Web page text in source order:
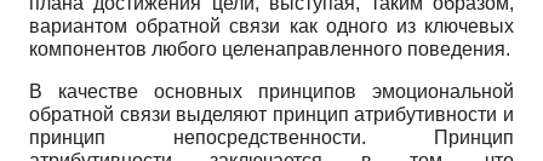
вариантом обратной связи как одного из ключевых
компонентов любого целенаправленного поведения.
В качестве основных принципов эмоциональной
обратной связи выделяют принцип атрибутивности и
принцип непосредственности. Принцип